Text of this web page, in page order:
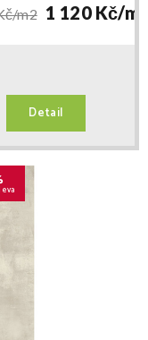
m2 1 120 Kč/
Detail